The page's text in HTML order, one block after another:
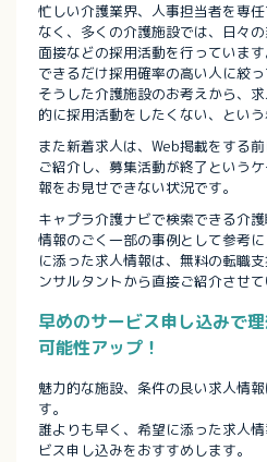
忙しい介護業界、人事担当者を専
なく、多くの介護施設では、日々
面接などの採用活動を行っています
できるだけ採用確率の高い人に絞っ
そうした介護施設のお考えから、
的に採用活動をしたくない、という
また新着求人は、Web掲載をする
ご紹介し、募集活動が終了という
報をお見せできない状況です。
キャプラ介護ナビで検索できる介
情報のごく一部の事例として参考
に添った求人情報は、無料の転職
ンサルタントから直接ご紹介させて
早めのサービス申し込みで
可能性アップ！
魅力的な施設、条件の良い求人情
す。
誰よりも早く、希望に添った求人
ビス申し込みをおすすめします。